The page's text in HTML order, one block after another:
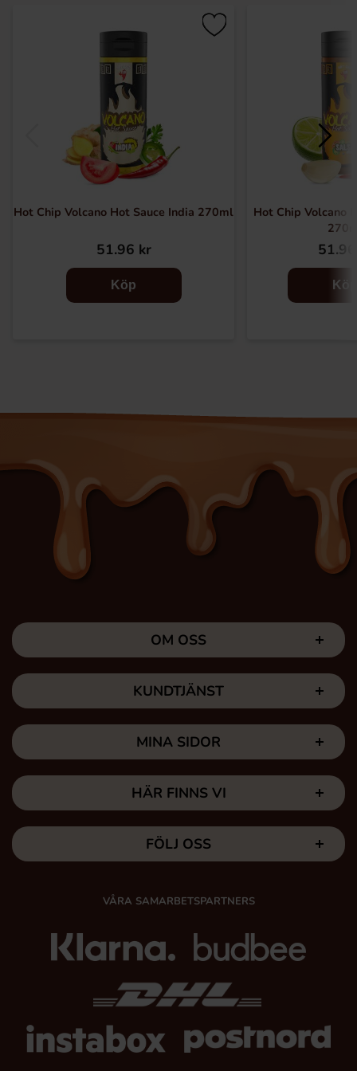
Hot Chip Volcano Hot Sauce India 270ml
51.96 kr
Köp
Hot Chip Volcano
Köp
OM OSS
KUNDTJÄNST
MINA SIDOR
HÄR FINNS VI
FÖLJ OSS
VÅRA SAMARBETSPARTNERS